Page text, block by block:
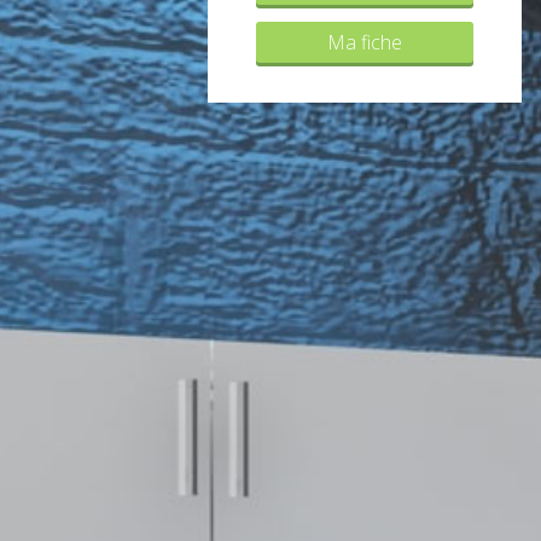
Ma fiche